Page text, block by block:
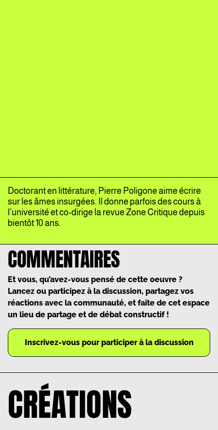
Doctorant en littérature, Pierre Poligone aime écrire
sur les âmes insurgées. Il donne parfois des cours à
l’université et co-dirige la revue Zone Critique depuis
bientôt 10 ans.
COMMENTAIRES
Et vous, qu’avez-vous pensé de cette oeuvre ?
Lancez ou participez à la discussion, partagez vos
réactions avec la communauté, et faite de cet espace
un lieu de partage et de débat constructif !
Inscrivez-vous pour participer à la discussion
CRÉATIONS